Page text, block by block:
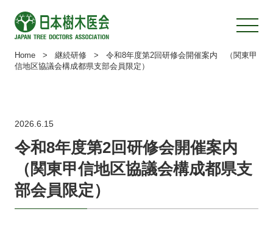
Home > 継続研修 >
令和8年度第2回研修会開催案内 （関東甲
信地区協議会構成都県支部会員限定）
2026.6.15
令和8年度第2回研修会開催案内
（関東甲信地区協議会構成都県支
部会員限定）